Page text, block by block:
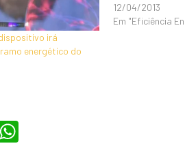
irá
energético do
12/04/2013
Em "Eficiência